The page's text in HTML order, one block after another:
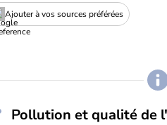
Ajouter à vos sources préférées
Pollution et qualité de